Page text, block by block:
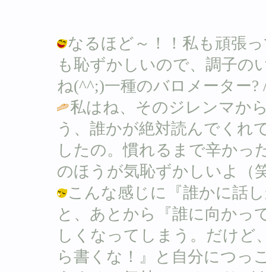
なるほど～！！私も頑張
も恥ずかしいので、調子の
ね(^^;)一種のバロメーター?
私はね、そのジレンマか
う、誰かが絶対読んでくれ
したの。慣れるまで辛かっ
のほうが気恥ずかしいよ（
こんな感じに『誰かに話
と、あとから『誰に向かっ
しくなってしまう。だけど
ら書くな！』と自分につっ